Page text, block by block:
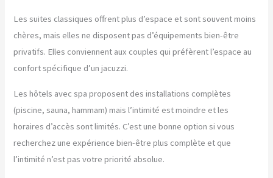
Les suites classiques offrent plus d’espace et sont souvent moins
chères, mais elles ne disposent pas d’équipements bien-être
privatifs. Elles conviennent aux couples qui préfèrent l’espace au
confort spécifique d’un jacuzzi.
Les hôtels avec spa proposent des installations complètes
(piscine, sauna, hammam) mais l’intimité est moindre et les
horaires d’accès sont limités. C’est une bonne option si vous
recherchez une expérience bien-être plus complète et que
l’intimité n’est pas votre priorité absolue.